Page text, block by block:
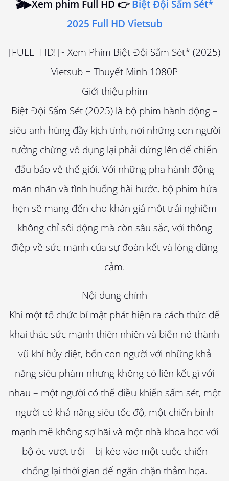
🎬▶Xem phim Full HD 👉Biệt Đội Sấm Sét*
2025 Full HD Vietsub
[FULL+HD!]~ Xem Phim Biệt Đội Sấm Sét* (2025)
Vietsub + Thuyết Minh 1080P
Giới thiệu phim
Biệt Đội Sấm Sét (2025) là bộ phim hành động –
siêu anh hùng đầy kịch tính, nơi những con người
tưởng chừng vô dụng lại phải đứng lên để chiến
đấu bảo vệ thế giới. Với những pha hành động
mãn nhãn và tình huống hài hước, bộ phim hứa
hẹn sẽ mang đến cho khán giả một trải nghiệm
không chỉ sôi động mà còn sâu sắc, với thông
điệp về sức mạnh của sự đoàn kết và lòng dũng
cảm.
Nội dung chính
Khi một tổ chức bí mật phát hiện ra cách thức để
khai thác sức mạnh thiên nhiên và biến nó thành
vũ khí hủy diệt, bốn con người với những khả
năng siêu phàm nhưng không có liên kết gì với
nhau – một người có thể điều khiển sấm sét, một
người có khả năng siêu tốc độ, một chiến binh
mạnh mẽ không sợ hãi và một nhà khoa học với
bộ óc vượt trội – bị kéo vào một cuộc chiến
chống lại thời gian để ngăn chặn thảm họa.